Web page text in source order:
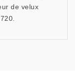
de velux